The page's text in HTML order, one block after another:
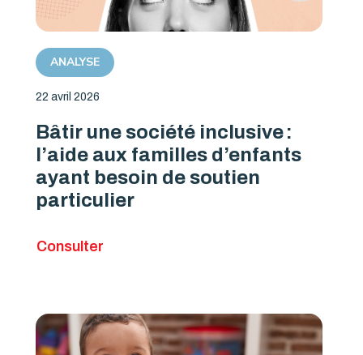
ANALYSE
22 avril 2026
Bâtir une société inclusive :
l’aide aux familles d’enfants
ayant besoin de soutien
particulier
Consulter